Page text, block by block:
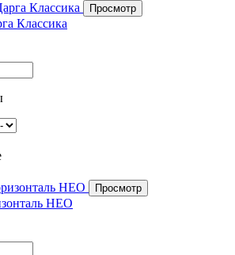
Просмотр
Классика
Просмотр
НЕО